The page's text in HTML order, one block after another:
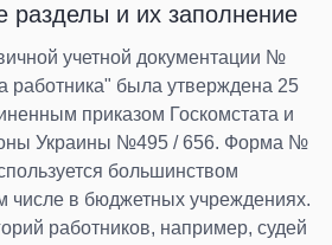
разделы и их заполнение
учетной документации №
работника" была утверждена 25
приказом Госкомстата и
Украины №495 / 656. Форма №
большинством
числе в бюджетных учреждениях.
работников, например, судей